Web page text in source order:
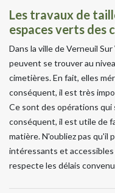
Les travaux de
espaces verts des
Dans la ville de Verneuil
peuvent se trouver au
cimetières. En fait, elles
conséquent, il est très
Ce sont des opérations
conséquent, il est utile de
matière. N'oubliez pas qu'il
intéressants et accessibles
respecte les délais